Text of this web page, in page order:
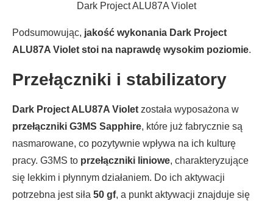
Dark Project ALU87A Violet
Podsumowując, jakość wykonania Dark Project
ALU87A Violet stoi na naprawdę wysokim poziomie.
Przełączniki i stabilizatory
Dark Project ALU87A Violet została wyposażona w
przełączniki G3MS Sapphire, które już fabrycznie są
nasmarowane, co pozytywnie wpływa na ich kulturę
pracy. G3MS to przełączniki liniowe, charakteryzujące
się lekkim i płynnym działaniem. Do ich aktywacji
potrzebna jest siła 50 gf, a punkt aktywacji znajduje się